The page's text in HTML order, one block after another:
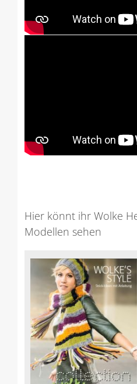
Hier könnt ihr Wolke
Modellen sehen